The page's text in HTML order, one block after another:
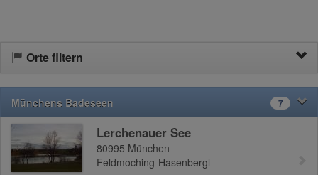
Orte filtern
Münchens Badeseen 7
Lerchenauer See
80995 München
Feldmoching-Hasenbergl